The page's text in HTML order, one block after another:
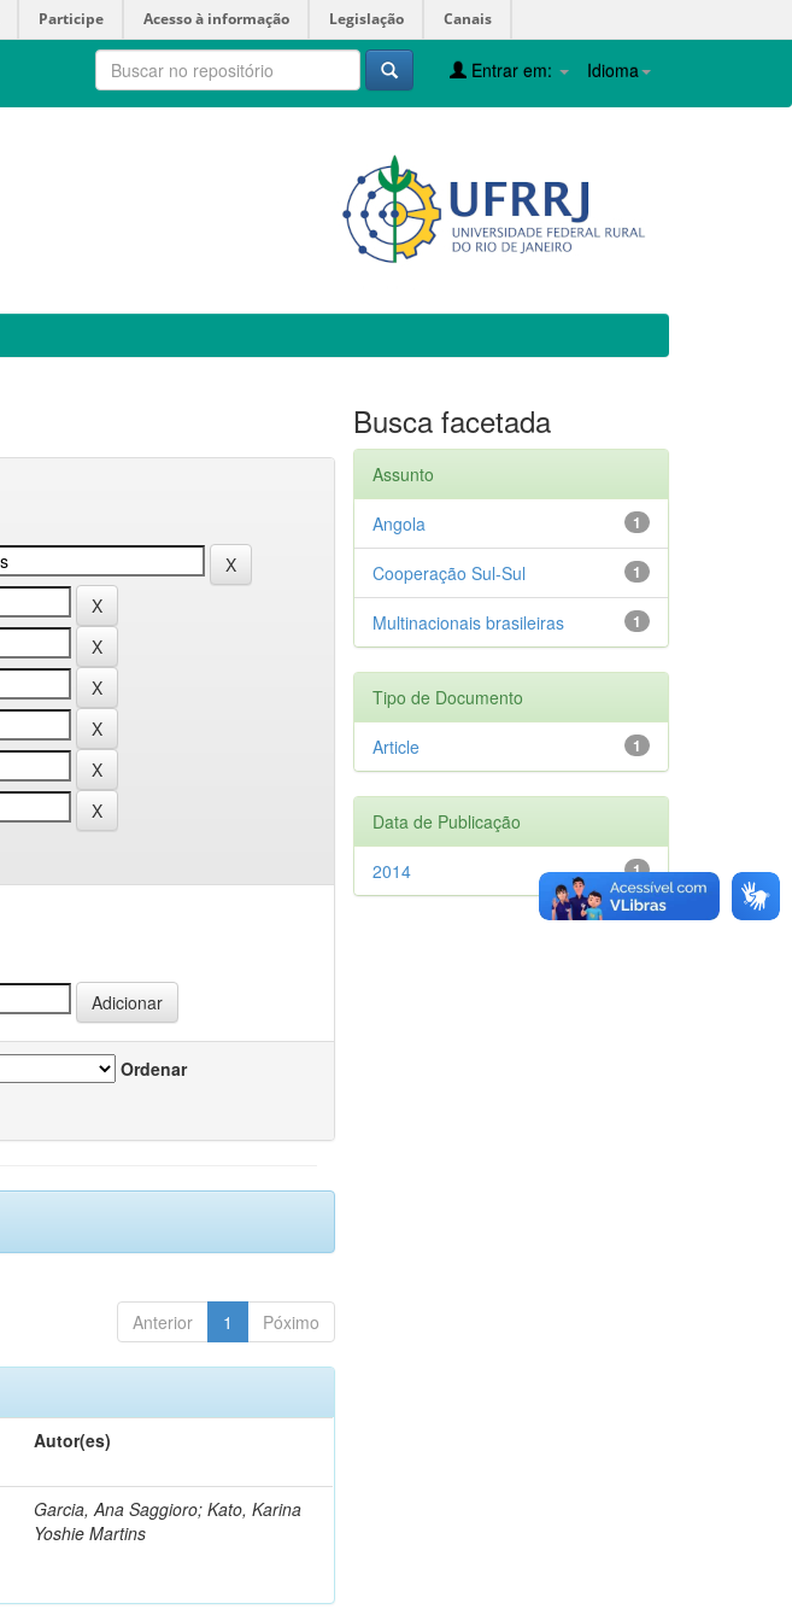
Participe Acesso à informação Legislação Canais
Idioma
Entrar em:
Ordenar
Anterior 1 Póximo
Autor(es)
Garcia, Ana Saggioro; Kato, Karina
Yoshie Martins
Busca facetada
Assunto
1
Angola
1
Cooperação Sul-Sul
1
Multinacionais brasileiras
Tipo de Documento
1
Article
Data de Publicação
1
2014